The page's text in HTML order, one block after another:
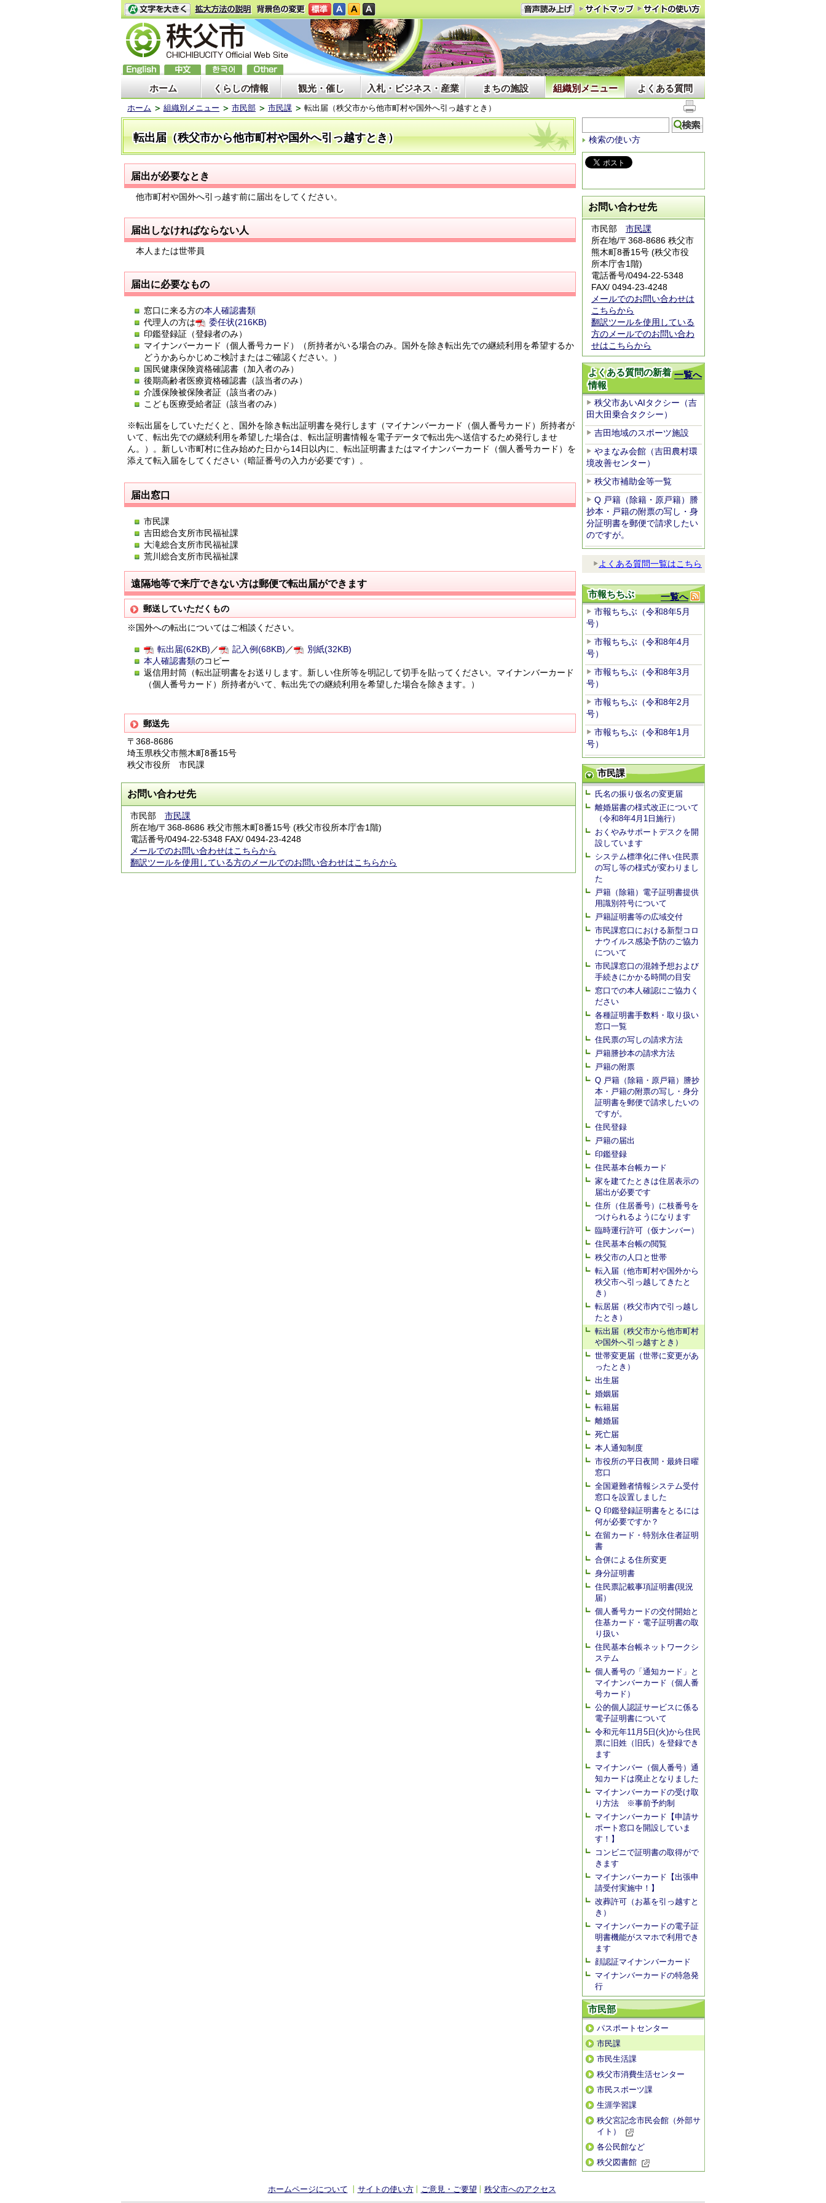
ホーム くらしの情報 観光・催し 入札・ビジネス・産業 まちの施設 組織別メニュー よくある質問
ホーム 組織別メニュー 市民部 市民課 転出届（秩父市から他市町村や国外へ引っ越すとき）
転出届（秩父市から他市町村や国外へ引っ越すとき）
届出が必要なとき
他市町村や国外へ引っ越す前に届出をしてください。
届出しなければならない人
本人または世帯員
届出に必要なもの
窓口に来る方の本人確認書類
代理人の方は
委任状(216KB)
印鑑登録証（登録者のみ）
マイナンバーカード（個人番号カード）（所持者がいる場合のみ。国外を除き転出先での継続利用を希望するか
どうかあらかじめご検討またはご確認ください。）
国民健康保険資格確認書（加入者のみ）
後期高齢者医療資格確認書（該当者のみ）
介護保険被保険者証（該当者のみ）
こども医療受給者証（該当者のみ）
※転出届をしていただくと、国外を除き転出証明書を発行します（マイナンバーカード（個人番号カード）所持者が
いて、転出先での継続利用を希望した場合は、転出証明書情報を電子データで転出先へ送信するため発行しませ
ん。）。新しい市町村に住み始めた日から14日以内に、転出証明書またはマイナンバーカード（個人番号カード）を
添えて転入届をしてください（暗証番号の入力が必要です）。
届出窓口
市民課
吉田総合支所市民福祉課
大滝総合支所市民福祉課
荒川総合支所市民福祉課
遠隔地等で来庁できない方は郵便で転出届ができます
郵送していただくもの
※国外への転出についてはご相談ください。
転出届(62KB)／ 記入例(68KB)／
別紙(32KB)
本人確認書類のコピー
返信用封筒（転出証明書をお送りします。新しい住所等を明記して切手を貼ってください。マイナンバーカード
（個人番号カード）所持者がいて、転出先での継続利用を希望した場合を除きます。）
郵送先
〒368-8686
埼玉県秩父市熊木町8番15号
秩父市役所 市民課
お問い合わせ先
市民部 市民課
所在地/〒368-8686 秩父市熊木町8番15号 (秩父市役所本庁舎1階)
電話番号/0494-22-5348 FAX/ 0494-23-4248
メールでのお問い合わせはこちらから
翻訳ツールを使用している方のメールでのお問い合わせはこちらから
検索の使い方
お問い合わせ先
市民部 市民課
所在地/〒368-8686 秩父市
熊木町8番15号 (秩父市役
所本庁舎1階)
電話番号/0494-22-5348
FAX/ 0494-23-4248
メールでのお問い合わせは
こちらから
翻訳ツールを使用している
方のメールでのお問い合わ
せはこちらから
一覧へ
よくある質問の新着
情報
秩父市あいAIタクシー（吉
田大田乗合タクシー）
吉田地域のスポーツ施設
やまなみ会館（吉田農村環
境改善センター）
秩父市補助金等一覧
Q 戸籍（除籍・原戸籍）謄
抄本・戸籍の附票の写し・身
分証明書を郵便で請求したい
のですが。
よくある質問一覧はこちら
一覧へ
市報ちちぶ
市報ちちぶ（令和8年5月
号）
市報ちちぶ（令和8年4月
号）
市報ちちぶ（令和8年3月
号）
市報ちちぶ（令和8年2月
号）
市報ちちぶ（令和8年1月
号）
市民課
氏名の振り仮名の変更届
離婚届書の様式改正について
（令和8年4月1日施行）
おくやみサポートデスクを開
設しています
システム標準化に伴い住民票
の写し等の様式が変わりまし
た
戸籍（除籍）電子証明書提供
用識別符号について
戸籍証明書等の広域交付
市民課窓口における新型コロ
ナウイルス感染予防のご協力
について
市民課窓口の混雑予想および
手続きにかかる時間の目安
窓口での本人確認にご協力く
ださい
各種証明書手数料・取り扱い
窓口一覧
住民票の写しの請求方法
戸籍謄抄本の請求方法
戸籍の附票
Q 戸籍（除籍・原戸籍）謄抄
本・戸籍の附票の写し・身分
証明書を郵便で請求したいの
ですが。
住民登録
戸籍の届出
印鑑登録
住民基本台帳カード
家を建てたときは住居表示の
届出が必要です
住所（住居番号）に枝番号を
つけられるようになります
臨時運行許可（仮ナンバー）
住民基本台帳の閲覧
秩父市の人口と世帯
転入届（他市町村や国外から
秩父市へ引っ越してきたと
き）
転居届（秩父市内で引っ越し
たとき）
転出届（秩父市から他市町村
や国外へ引っ越すとき）
世帯変更届（世帯に変更があ
ったとき）
出生届
婚姻届
転籍届
離婚届
死亡届
本人通知制度
市役所の平日夜間・最終日曜
窓口
全国避難者情報システム受付
窓口を設置しました
Q 印鑑登録証明書をとるには
何が必要ですか？
在留カード・特別永住者証明
書
合併による住所変更
身分証明書
住民票記載事項証明書(現況
届）
個人番号カードの交付開始と
住基カード・電子証明書の取
り扱い
住民基本台帳ネットワークシ
ステム
個人番号の「通知カード」と
マイナンバーカード（個人番
号カード）
公的個人認証サービスに係る
電子証明書について
令和元年11月5日(火)から住民
票に旧姓（旧氏）を登録でき
ます
マイナンバー（個人番号）通
知カードは廃止となりました
マイナンバーカードの受け取
り方法 ※事前予約制
マイナンバーカード【申請サ
ポート窓口を開設していま
す！】
コンビニで証明書の取得がで
きます
マイナンバーカード【出張申
請受付実施中！】
改葬許可（お墓を引っ越すと
き）
マイナンバーカードの電子証
明書機能がスマホで利用でき
ます
顔認証マイナンバーカード
マイナンバーカードの特急発
行
市民部
パスポートセンター
市民課
市民生活課
秩父市消費生活センター
市民スポーツ課
生涯学習課
秩父宮記念市民会館（外部サ
イト）
各公民館など
秩父図書館
ホームページについて サイトの使い方 ご意見・ご要望 秩父市へのアクセス